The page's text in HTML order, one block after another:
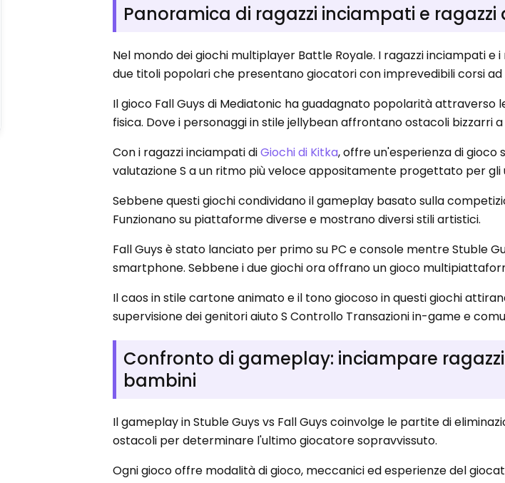
Panoramica di ragazzi inciampati e
Nel mondo dei giochi multiplayer Battle Royale. I ragazzi inciampati e
due titoli popolari che presentano giocatori con imprevedibili corsi
Il gioco Fall Guys di Mediatonic ha guadagnato popolarità attraverso
fisica. Dove i personaggi in stile jellybean affrontano ostacoli bizzarri
Con i ragazzi inciampati diGiochi di Kitka, offre un'esperienza di gioco
valutazione S a un ritmo più veloce appositamente progettato per gli
Sebbene questi giochi condividano il gameplay basato sulla
Funzionano su piattaforme diverse e mostrano diversi stili artistici.
Fall Guys è stato lanciato per primo su PC e console mentre Stuble
smartphone. Sebbene i due giochi ora offrano un gioco
Il caos in stile cartone animato e il tono giocoso in questi giochi
supervisione dei genitori aiuto S Controllo Transazioni in-game e
Confronto di gameplay: inciampare
bambini
Il gameplay in Stuble Guys vs Fall Guys coinvolge le partite di
ostacoli per determinare l'ultimo giocatore sopravvissuto.
Ogni gioco offre modalità di gioco, meccanici ed esperienze del